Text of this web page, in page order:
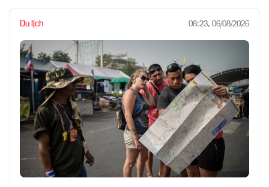
Du lịch 08:23, 06/08/2026